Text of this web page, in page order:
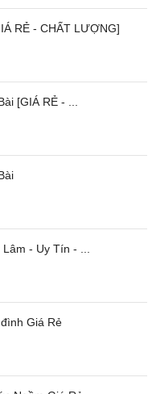
RẺ - CHẤT LƯỢNG]
[GIÁ RẺ - ...
Lâm - Uy Tín - ...
Giá Rẻ